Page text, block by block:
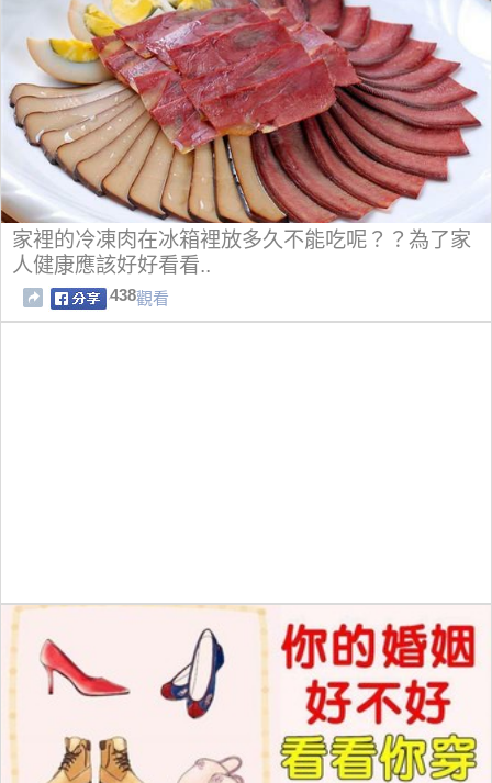
家裡的冷凍肉在冰箱裡放多久不能吃呢？？為了家
人健康應該好好看看..
438觀看